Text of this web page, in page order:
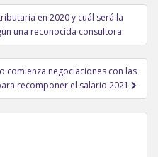
en 2020 y cuál será la
una reconocida consultora
comienza negociaciones con las
recomponer el salario 2021